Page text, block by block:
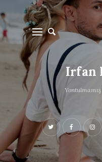
Irfan